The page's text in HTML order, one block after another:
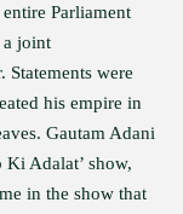
Parliament
a joint
Statements were
his empire in
Gautam Adani
Adalat’ show,
in the show that